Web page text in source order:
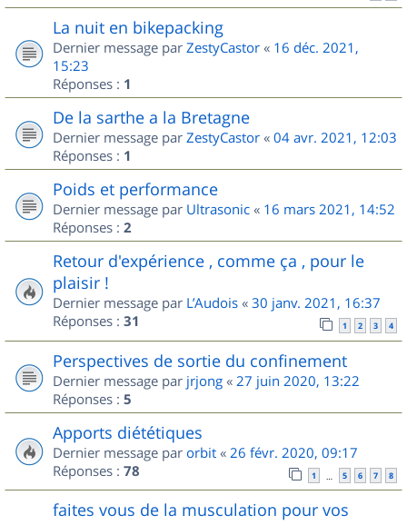
La nuit en bikepacking
Dernier message par ZestyCastor « 16 déc. 2021,
15:23
Réponses : 1
De la sarthe a la Bretagne
Dernier message par ZestyCastor « 04 avr. 2021, 12:03
Réponses : 1
Poids et performance
Dernier message par Ultrasonic « 16 mars 2021, 14:52
Réponses : 2
Retour d'expérience , comme ça , pour le
plaisir !
Dernier message par L’Audois « 30 janv. 2021, 16:37
Réponses : 31 1 2 3 4
Perspectives de sortie du confinement
Dernier message par jrjong « 27 juin 2020, 13:22
Réponses : 5
Apports diététiques
Dernier message par orbit « 26 févr. 2020, 09:17
Réponses : 78 1 … 5 6 7 8
faites vous de la musculation pour vos